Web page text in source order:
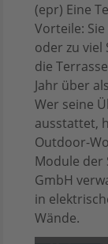
(epr) Eine
Vorteile:
oder zu viel
die
Jahr über
Wer seine
ausstattet,
Outdoor-
Module der
GmbH
in
Wände.